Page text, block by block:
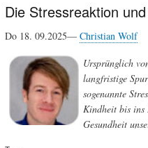
Die Stressreaktion
Do 18. 09.2025— Christian Wolf
Ursprünglich
langfristige
sogenannte
Kindheit bis ins
Gesundheit